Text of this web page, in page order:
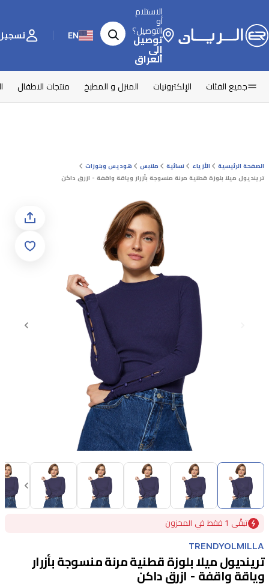
الاستلام
أو
التوصيل؟
توصيل
إلى
العراق
EN تسجيل
جميع الفئات الإلكترونيات المنزل و المطبخ منتجات الاطفال
الصفحة الرئيسية الأزياء نسائية ملابس
هوديس وبلوزات
ترينديول ميلا بلوزة قطنية مرنة منسوجة بأزرار وياقة واقفة - ازرق داكن
Item
15
تبقًى 1 فقط في المخزون
TRENDYOLMILLA
ترينديول ميلا بلوزة قطنية مرنة منسوجة بأزرار
وياقة واقفة - ازرق داكن